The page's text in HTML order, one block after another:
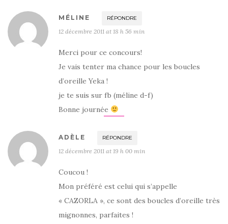
MÉLINE RÉPONDRE
12 décembre 2011 at 18 h 56 min
Merci pour ce concours!
Je vais tenter ma chance pour les boucles
d’oreille Yeka !
je te suis sur fb (méline d-f)
Bonne journée
ADÈLE RÉPONDRE
12 décembre 2011 at 19 h 00 min
Coucou !
Mon préféré est celui qui s’appelle
« CAZORLA », ce sont des boucles d’oreille très
mignonnes, parfaites !